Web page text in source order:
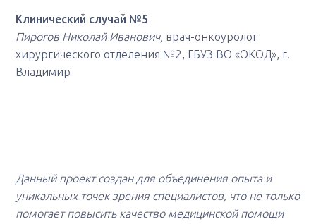
Клинический случай №5
Пирогов Николай Иванович, врач-онкоуролог
хирургического отделения №2, ГБУЗ ВО «ОКОД», г.
Владимир
Данный проект создан для объединения опыта и
уникальных точек зрения специалистов, что не только
помогает повысить качество медицинской помощи